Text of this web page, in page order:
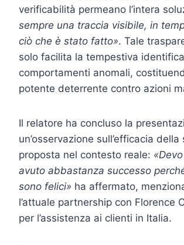
verificabilità permeano l’intera
sempre una traccia visibile, in
ciò che è stato fatto». Tale
solo facilita la tempestiva
comportamenti anomali,
potente deterrente contro azioni
Il relatore ha concluso la
un’osservazione sull’efficacia della
proposta nel contesto reale:
avuto abbastanza successo
sono felici» ha affermato,
l’attuale partnership con Florence
per l’assistenza ai clienti in Italia.